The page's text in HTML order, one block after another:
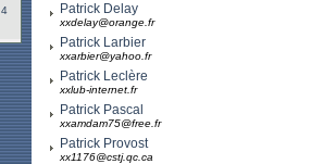
4
Patrick Delay
xxdelay@orange.fr
Patrick Larbier
xxarbier@yahoo.fr
Patrick Leclère
xxlub-internet.fr
Patrick Pascal
xxamdam75@free.fr
Patrick Provost
xx1176@cstj.qc.ca